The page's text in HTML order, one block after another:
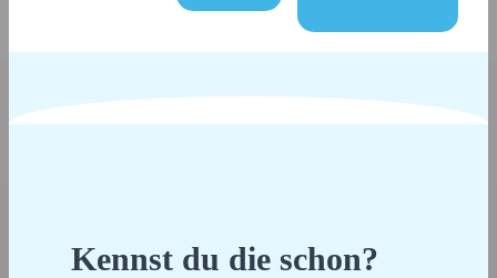
Kennst du die schon?